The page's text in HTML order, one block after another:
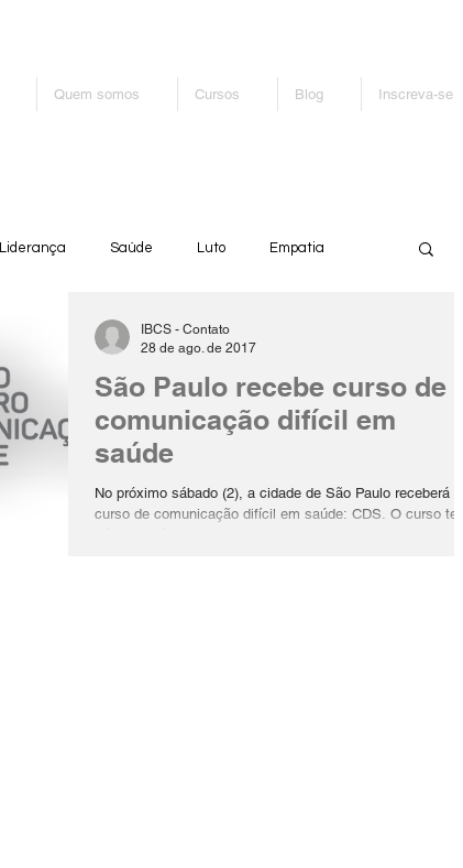
Quem somos Cursos Blog Inscreva-se
Liderança Saúde Luto Empatia
Comunicação em Saúde
São Paulo recebe curso de
comunicação difícil em
saúde
No próximo sábado (2), a cidade de São Paulo receberá o
curso de comunicação difícil em saúde: CDS. O curso tem
IBCS - Contato
28 de ago. de 2017